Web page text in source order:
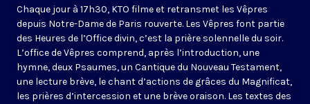
Chaque jour à 17h30, KTO filme et retransmet les Vêpres
depuis Notre-Dame de Paris rouverte. Les Vêpres font partie
des Heures de l’Office divin, c’est la prière solennelle du soir.
L’office de Vêpres comprend, après l’introduction, une
hymne, deux Psaumes, un Cantique du Nouveau Testament,
une lecture brève, le chant d’actions de grâces du Magnificat,
les prières d’intercession et une brève oraison. Les textes des